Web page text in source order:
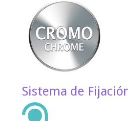
Sistema de